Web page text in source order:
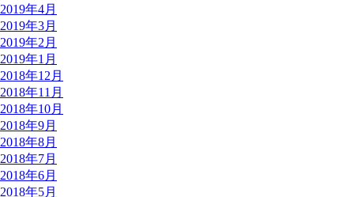
2019年4月
2019年3月
2019年2月
2019年1月
2018年12月
2018年11月
2018年10月
2018年9月
2018年8月
2018年7月
2018年6月
2018年5月